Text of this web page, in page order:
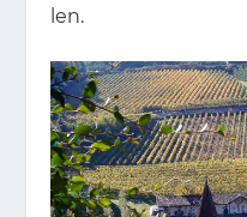
len.